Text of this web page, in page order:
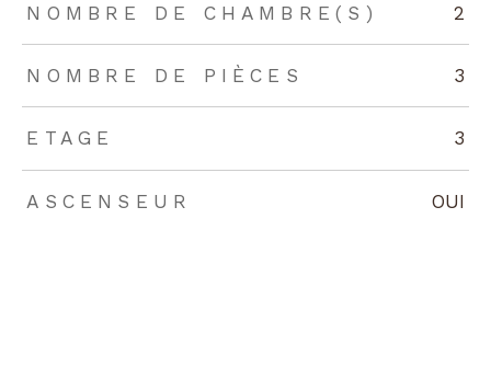
NOMBRE DE CHAMBRE(S) 2
NOMBRE DE PIÈCES 3
ETAGE 3
ASCENSEUR OUI